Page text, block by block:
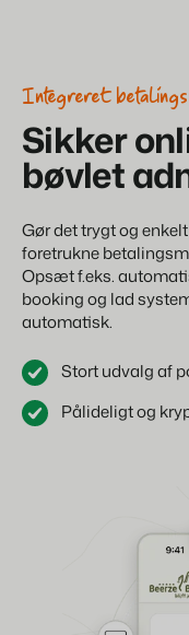
Integreret
Sikker
bøvlet
Gør det trygt og
foretrukne
Opsæt f.eks.
booking og lad
automatisk.
Stort udvalg af
Pålideligt og